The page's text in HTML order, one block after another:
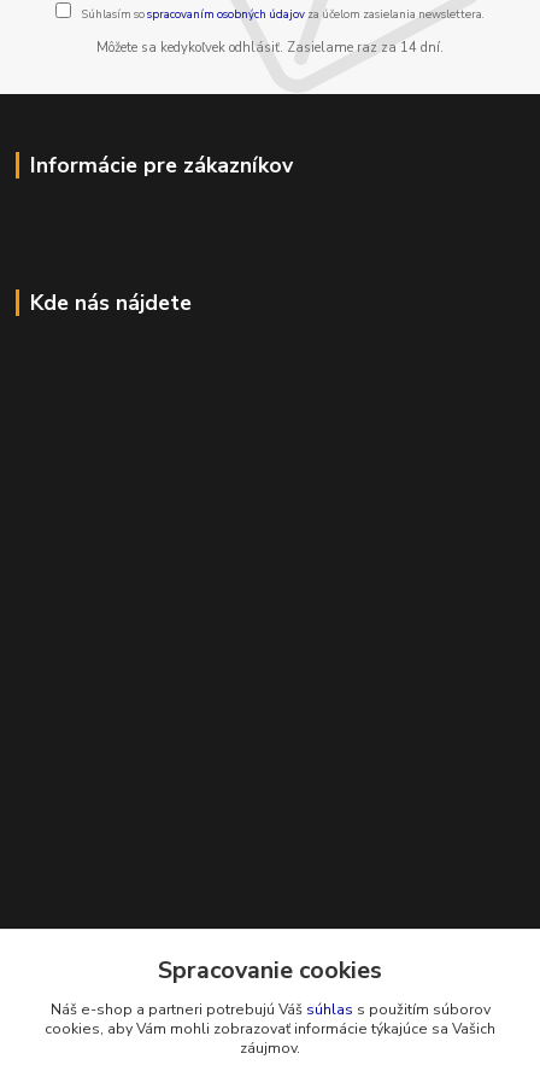
Súhlasím sospracovaním osobných údajov za účelom zasielania newslettera.
Môžete sa kedykoľvek odhlásiť. Zasielame raz za 14 dní.
Informácie pre zákazníkov
Kde nás nájdete
+421 948 229 224
Spracovanie cookies
Náš e-shop a partneri potrebujú Váš súhlas s použitím súborov
cookies, aby Vám mohli zobrazovať informácie týkajúce sa Vašich
záujmov.